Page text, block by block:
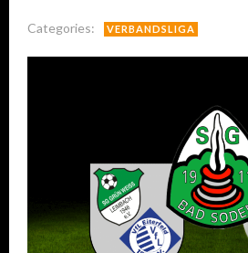
Categories: VERBANDSLIGA